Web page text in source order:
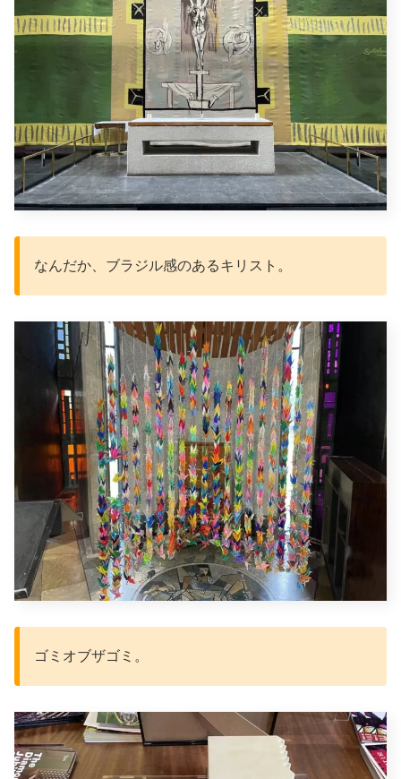
なんだか、ブラジル感のあるキリスト。
ゴミオブザゴミ。